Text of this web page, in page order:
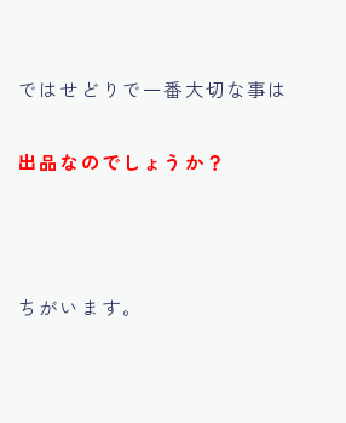
ではせどりで一番大切な事は
出品なのでしょうか？
ちがいます。